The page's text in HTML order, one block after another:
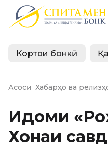
Кортҳои бонкӣ
Асосӣ Хабарҳо ва
Иқдоми
Хонаи